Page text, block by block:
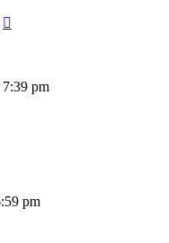
pm
pm